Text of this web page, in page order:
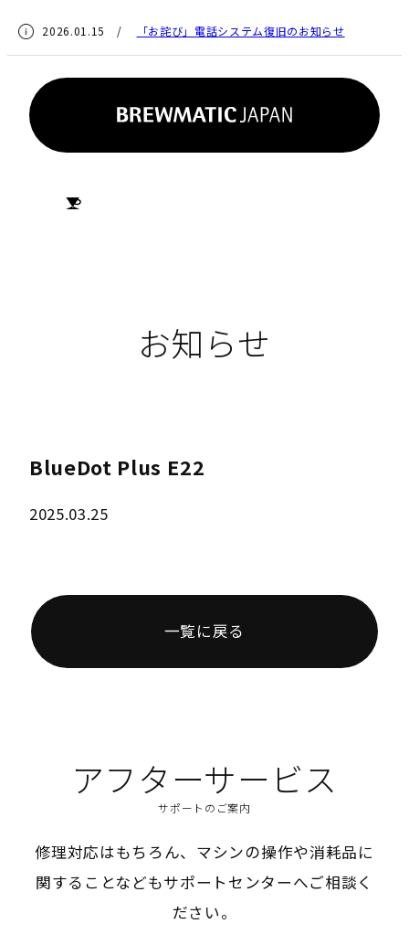
2026.01.15 / 「お詫び」電話システム復旧のお知らせ
お知らせ
BlueDot Plus E22
2025.03.25
一覧に戻る
アフターサービス
サポートのご案内
修理対応はもちろん、マシンの操作や消耗品に
関することなどもサポートセンターへご相談く
ださい。